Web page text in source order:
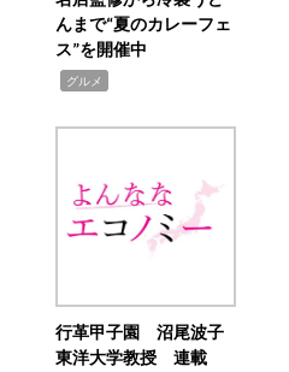
んまで“夏のカレーフェ
ス”を開催中
グルメ
行革甲子園 沼尾波子
東洋大学教授 連載